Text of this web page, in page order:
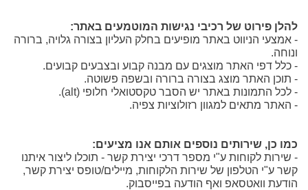
להלן פירוט של רכיבי נגישות המוטמעים באתר:
- אמצעי הניווט באתר מופיעים בחלק העליון בצורה גלויה, ברורה
ונוחה.
- כלל דפי האתר מוצגים עם מבנה קבוע ובצבעים קבועים.
- תוכן האתר מוצג בצורה ברורה ובשפה פשוטה.
- לכל התמונות באתר יש הסבר טקסטואלי חלופי (alt).
- האתר מתאים למגוון רזולוציות צפיה.
כמו כן, שירותים נוספים אותם אנו מציעים:
- שירות לקוחות ע"י מספר דרכי יצירת קשר - תוכלו ליצור איתנו
קשר ע"י הטלפון של שירות הלקוחות, מיילים/טופס יצירת קשר,
הודעת וואטסאפ ואף הודעה בפייסבוק.